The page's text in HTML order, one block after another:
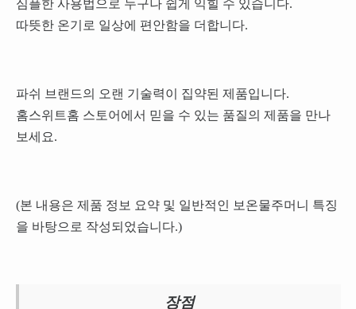
심플한 사용법으로 누구나 쉽게 익힐 수 있습니다.
따뜻한 온기로 일상에 편안함을 더합니다.
파쉬 브랜드의 오랜 기술력이 집약된 제품입니다.
홈스위트홈 스토어에서 믿을 수 있는 품질의 제품을 만나
보세요.
(본 내용은 제품 정보 요약 및 일반적인 보온물주머니 특징
을 바탕으로 작성되었습니다.)
장점